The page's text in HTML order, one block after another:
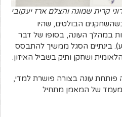
קרית שמונה והצלם ארז יעקובי
הבולטים, שהיו
במהלך העונה, בסופו של דבר
בינתיים הסגל ממשיך להתבסס
ושחקן ותיק בשביל האיזון.
פותחת עונה בצורה פושרת למדי,
של המאמן מתחיל